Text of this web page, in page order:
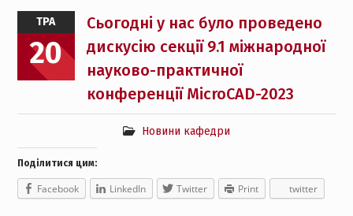
ТРА
20
Сьогодні у нас було проведено
дискусію секції 9.1 міжнародної
науково-практичної
конференції MicroCAD-2023
Новини кафедри
Поділитися цим:
Facebook LinkedIn Twitter Print twitter